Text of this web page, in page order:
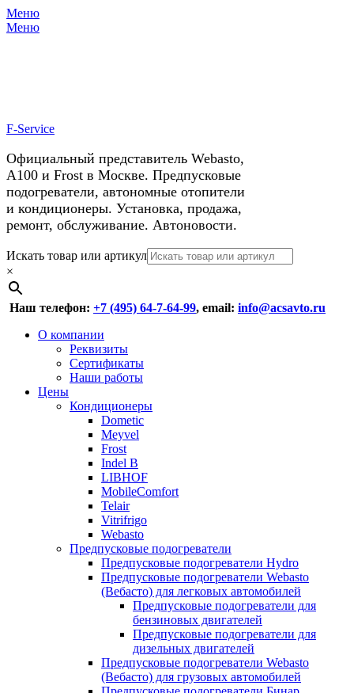
Меню
Меню
F-Service
Официальный представитель Webasto,
А100 и Frost в Москве. Предпусковые
подогреватели, автономные отопители
и кондиционеры. Установка, продажа,
ремонт, обслуживание. Автоновости.
Header
Right
Menu
Перейти
к
содержимому
Искать товар или артикул
×
Наш телефон: +7 (495) 64-7-64-99, email: info@acsavto.ru
Основное
Перейти
содержимому
О компании
Реквизиты
Сертификаты
Наши работы
Цены
Кондиционеры
Dometic
Meyvel
Frost
Indel B
LIBHOF
MobileComfort
Telair
Vitrifrigo
Webasto
Предпусковые подогреватели
Предпусковые подогреватели Hydro
Предпусковые подогреватели Webasto
(Вебасто) для легковых автомобилей
Предпусковые подогреватели для
бензиновых двигателей
Предпусковые подогреватели для
дизельных двигателей
Предпусковые подогреватели Webasto
(Вебасто) для грузовых автомобилей
У нас космические скидки на